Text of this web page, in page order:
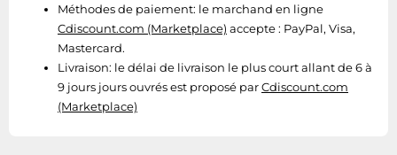
Méthodes de paiement: le marchand en ligne
Cdiscount.com (Marketplace) accepte : PayPal, Visa,
Mastercard.
Livraison: le délai de livraison le plus court allant de 6 à
9 jours jours ouvrés est proposé parCdiscount.com
(Marketplace)